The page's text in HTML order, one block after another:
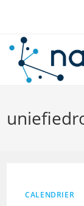
CALENDRIER